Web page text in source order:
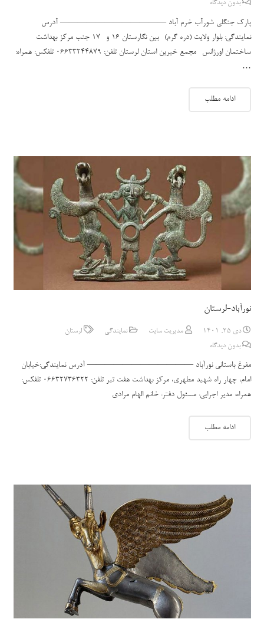
بدون دیدگاه
پارک جنگلی شورآب خرم آباد ———————————— آدرس
نمایندگی: بلوار ولایت (دره گرم) -بین نگارستان 16 و -17 جنب مرکز بهداشت
ساختمان اورژانس -مجمع خیرین استان لرستان تلفن: 06633244879 تلفکس: همراه:
…
ادامه مطلب
نورآباد-لرستان
دی 25, 1401 مدیریت سایت نمایندگی
لرستان
بدون دیدگاه
مفرغ باستانی نورآباد ———————————— آدرس نمایندگی:خیابان
امام، چهار راه شهید مطهری، مرکز بهداشت هفت تیر تلفن: 06632736322 تلفکس:
همراه: مدیر اجرایی: مسئول دفتر: خانم الهام مرادی
ادامه مطلب